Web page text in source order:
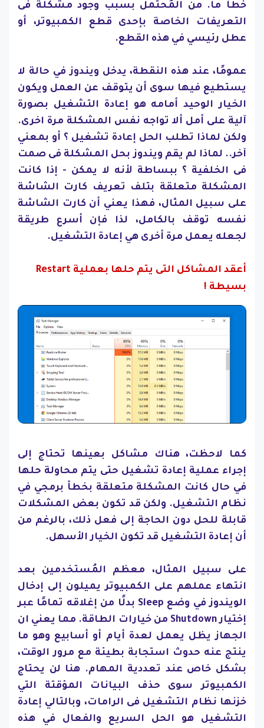
خطأ ما. من المُحتمل بسبب وجود مشكلة فى
التعريفات الخاصة بإحدى قطع الكمبيوتر، أو
عطل رئيسي في هذه القطع.
عمومًا، عند هذه النقطة، يدخل ويندوز في حالة لا
يستطيع فيها سوى أن يتوقف عن العمل ويكون
الخيار الوحيد أمامه هو إعادة التشغيل بصورة
آلية على أمل ألا تواجه نفس المشكلة مرة اخرى.
ولكن لماذا تطلب الحل إعادة تشغيل ؟ أو بمعني
آخر.. لماذا لم يقم ويندوز بحل المشكلة فى صمت
فى الخلفية ؟ ببساطة لأنه لا يمكن - إذا كانت
المشكلة متعلقة بتلف تعريف كارت الشاشة
على سبيل المثال، فهذا يعني أن كارت الشاشة
نفسه توقف بالكامل، لذا فإن أسرع طريقة
لجعله يعمل مرة أخرى هي إعادة التشغيل.
أعقد المشاكل التى يتم حلها بعملية Restart
بسيطة !
كما لاحظت، هناك مشاكل بعينها تحتاج إلى
إجراء عملية إعادة تشغيل حتى يتم محاولة حلها
في حال كانت المشكلة متعلقة بخطأ برمجي في
نظام التشغيل. ولكن قد تكون بعض المشكلات
قابلة للحل دون الحاجة إلى فعل ذلك، بالرغم من
أن إعادة التشغيل قد تكون الخيار الأسهل.
على سبيل المثال، معظم المُستخدمين بعد
انتهاء عملهم على الكمبيوتر يميلون إلى إدخال
الويندوز في وضع Sleep بدلًا من إغلاقه تمامًا عبر
إختيار Shutdown من خيارات الطاقة. مما يعني ان
الجهاز يظل يعمل لعدة أيام أو أسابيع وهو ما
ينتج عنه حدوث استجابة بطيئة مع مرور الوقت،
بشكل خاص عند تعددية المهام. هنا لن يحتاج
الكمبيوتر سوى حذف البيانات المؤقتة التي
خزنها نظام التشغيل فى الرامات، وبالتالي إعادة
التشغيل هو الحل السريع والفعال في هذه